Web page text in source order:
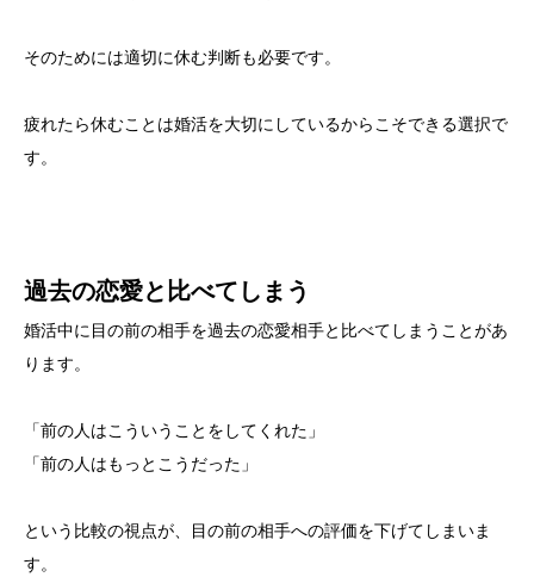
そのためには適切に休む判断も必要です。
疲れたら休むことは婚活を大切にしているからこそできる選択で
す。
過去の恋愛と比べてしまう
婚活中に目の前の相手を過去の恋愛相手と比べてしまうことがあ
ります。
「前の人はこういうことをしてくれた」
「前の人はもっとこうだった」
という比較の視点が、目の前の相手への評価を下げてしまいま
す。